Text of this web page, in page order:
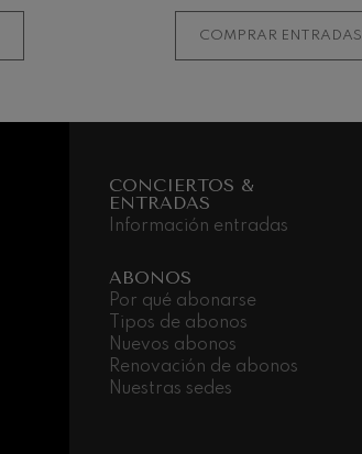
COMPRAR ENTRADAS
CONCIERTOS &
ENTRADAS
Información entradas
ABONOS
Por qué abonarse
Tipos de abonos
Nuevos abonos
Renovación de abonos
Nuestras sedes